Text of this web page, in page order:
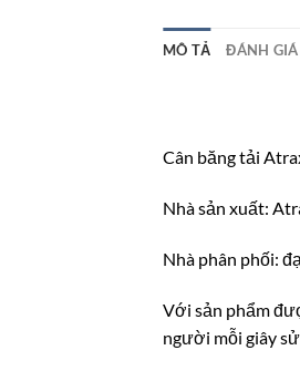
MÔ TẢ ĐÁNH
Cân băng tải
Nhà sản xuất:
Nhà phân phối:
Với sản phẩm
người mỗi giây